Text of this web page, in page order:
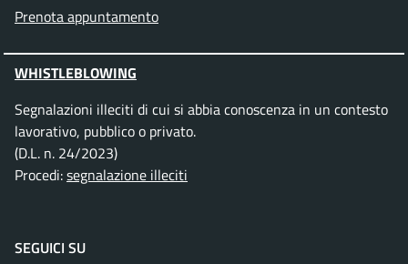
Prenota appuntamento
WHISTLEBLOWING
Segnalazioni illeciti di cui si abbia conoscenza in un contesto
lavorativo, pubblico o privato.
(D.L. n. 24/2023)
Procedi:segnalazione illeciti
SEGUICI SU